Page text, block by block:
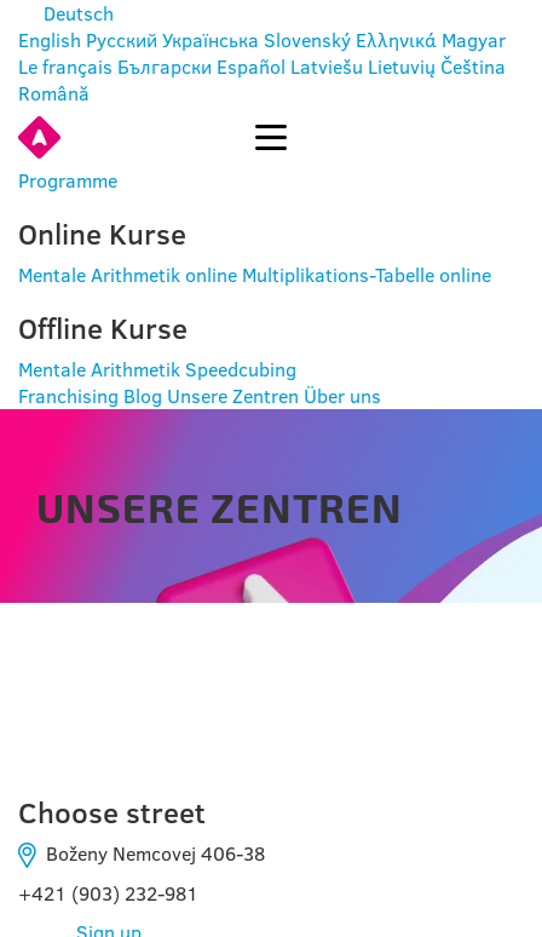
Deutsch
English Русский Українська Slovenský Ελληνικά Magyar
Le français Български Español Latviešu Lietuvių Čeština
Română
Programme
Online Kurse
Mentale Arithmetik online Multiplikations-Tabelle online
Offline Kurse
Mentale Arithmetik Speedcubing
Franchising Blog Unsere Zentren Über uns
UNSERE ZENTREN
Choose street
Boženy Nemcovej 406-38
+421 (903) 232-981